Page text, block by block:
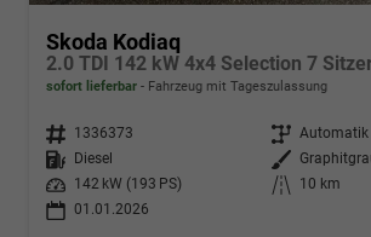
Skoda Kodiaq
sofort lieferbar Fahrzeug mit Tageszulassung
Fahrzeugnr. 1336373 Getriebe Automatik
Kraftstoff
Diesel Außenfarbe
Leistung
142 kW (193 PS) Kilometerstand
10 km
01.01.2026